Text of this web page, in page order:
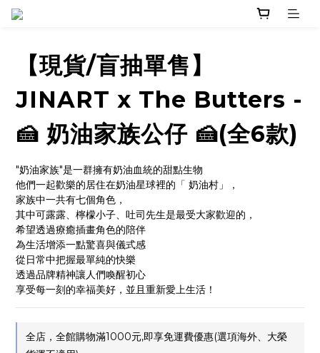
【現貨/盲抽單售】
JINART x The Butters -
🍰 奶油家族公仔 🍰(全6款)
"奶油家族"是一群擁有奶油血統的甜點生物
他們一起歡樂的居住在奶油星球裡的「 奶油村」，
家族中一共有七個角色，
其中可露露、檸檬小子、吐司先生是最受大家歡迎的，
希望透過療癒插畫角色的陪伴
為生活增添一點驚喜與儀式感
從日常中把握最單純的快樂
透過品牌精神讓人們喚醒初心
享受每一刻的幸福美好，並且重新愛上生活！
全店，全館購物滿1000元,即享免運費優惠(選項海外、大榮